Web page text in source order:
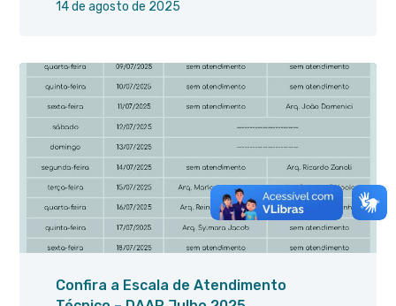
14 de agosto de 2025
Confira a Escala de Atendimento